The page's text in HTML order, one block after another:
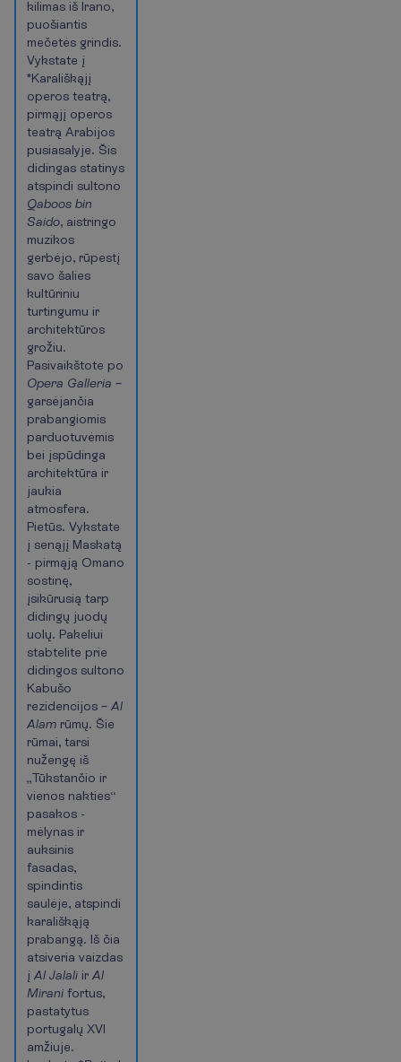
kilimas iš Irano,
puošiantis
mečetės grindis.
Vykstate į
*Karališkąjį
operos teatrą,
pirmąjį operos
teatrą Arabijos
pusiasalyje. Šis
didingas statinys
atspindi sultono
Qaboos bin
Saido, aistringo
muzikos
gerbėjo, rūpestį
savo šalies
kultūriniu
turtingumu ir
architektūros
grožiu.
Pasivaikštote po
Opera Galleria –
garsėjančia
prabangiomis
parduotuvėmis
bei įspūdinga
architektūra ir
jaukia
atmosfera.
Pietūs. Vykstate
į senąjį Maskatą
- pirmąją Omano
sostinę,
įsikūrusią tarp
didingų juodų
uolų. Pakeliui
stabtelite prie
didingos sultono
Kabušo
rezidencijos – Al
Alam rūmų. Šie
rūmai, tarsi
nužengę iš
„Tūkstančio ir
vienos nakties“
pasakos -
mėlynas ir
auksinis
fasadas,
spindintis
saulėje, atspindi
karališkąją
prabangą. Iš čia
atsiveria vaizdas
į Al Jalali ir Al
Mirani fortus,
pastatytus
portugalų XVI
amžiuje.